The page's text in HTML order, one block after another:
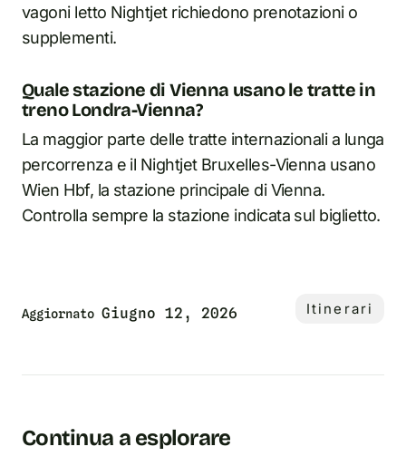
vagoni letto Nightjet richiedono prenotazioni o
supplementi.
Quale stazione di Vienna usano le tratte in
treno Londra-Vienna?
La maggior parte delle tratte internazionali a lunga
percorrenza e il Nightjet Bruxelles-Vienna usano
Wien Hbf, la stazione principale di Vienna.
Controlla sempre la stazione indicata sul biglietto.
Aggiornato Giugno 12, 2026 Itinerari
Continua a esplorare